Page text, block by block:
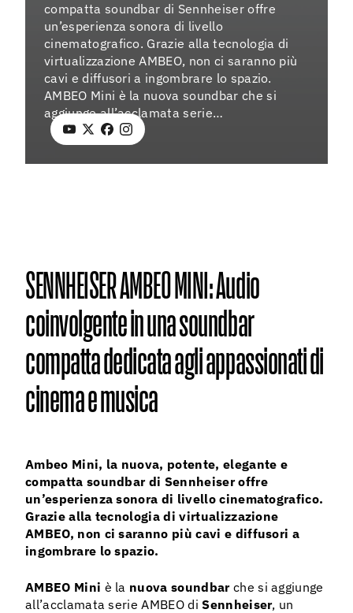
compatta soundbar di Sennheiser offre
un’esperienza sonora di livello
cinematografico. Grazie alla tecnologia di
virtualizzazione AMBEO, non ci saranno più
cavi e diffusori a ingombrare lo spazio.
AMBEO Mini è la nuova soundbar che si
aggiunge all’acclamata serie…
SENNHEISER AMBEO MINI: Audio
coinvolgente in una soundbar
compatta dedicata agli appassionati di
cinema e musica
Ambeo Mini, la nuova, potente, elegante e
compatta soundbar di Sennheiser offre
un’esperienza sonora di livello cinematografico.
Grazie alla tecnologia di virtualizzazione
AMBEO, non ci saranno più cavi e diffusori a
ingombrare lo spazio.
AMBEO Mini è la nuova soundbarche si aggiunge
all’acclamata serie AMBEO diSennheiser, un